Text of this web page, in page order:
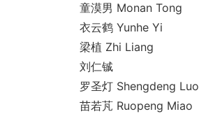
童漠男 Monan Tong
衣云鹤 Yunhe Yi
梁植 Zhi Liang
刘仁铖
罗圣灯 Shengdeng Luo
苗若芃 Ruopeng Miao